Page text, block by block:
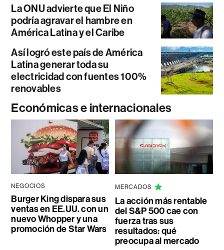
La ONU advierte que El Niño
podría agravar el hambre en
América Latina y el Caribe
Así logró este país de América
Latina generar toda su
electricidad con fuentes 100%
renovables
Económicas e internacionales
NEGOCIOS
Burger King dispara sus
ventas en EE.UU. con un
nuevo Whopper y una
promoción de Star Wars
MERCADOS
La acción más rentable
del S&P 500 cae con
fuerza tras sus
resultados: qué
preocupa al mercado